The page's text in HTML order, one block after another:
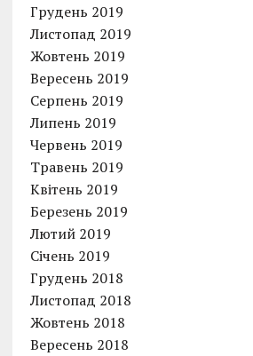
Грудень 2019
Листопад 2019
Жовтень 2019
Вересень 2019
Серпень 2019
Липень 2019
Червень 2019
Травень 2019
Квітень 2019
Березень 2019
Лютий 2019
Січень 2019
Грудень 2018
Листопад 2018
Жовтень 2018
Вересень 2018